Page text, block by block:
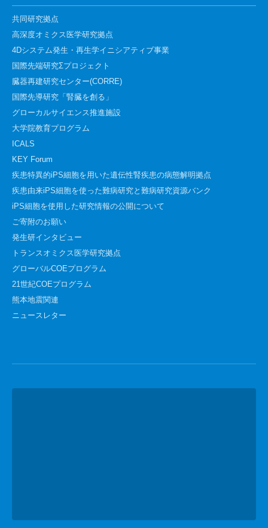
共同研究拠点
高深度オミクス医学研究拠点
4Dシステム発生・再生学イニシアティブ事業
国際先端研究Σプロジェクト
臓器再建研究センター(CORRE)
国際先導研究「腎臓を創る」
グローカルサイエンス推進施設
大学院教育プログラム
ICALS
KEY Forum
疾患特異的iPS細胞を用いた遺伝性腎疾患の病態解明拠点
疾患由来iPS細胞を使った難病研究と難病研究資源バンク
iPS細胞を使用した研究情報の公開について
ご寄附のお願い
発生研インタビュー
トランスオミクス医学研究拠点
グローバルCOEプログラム
21世紀COEプログラム
熊本地震関連
ニュースレター